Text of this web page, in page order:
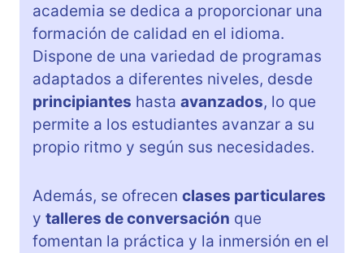
academia se dedica a proporcionar una
formación de calidad en el idioma.
Dispone de una variedad de programas
adaptados a diferentes niveles, desde
principiantes hasta avanzados, lo que
permite a los estudiantes avanzar a su
propio ritmo y según sus necesidades.
Además, se ofrecen clases particulares
y talleres de conversación que
fomentan la práctica y la inmersión en el